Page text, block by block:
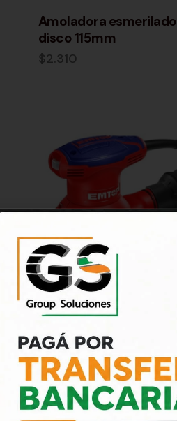
Amoladora
disco 115mm
$2.310
Lijadora Redonda Roto
potencia 320W
$3.030